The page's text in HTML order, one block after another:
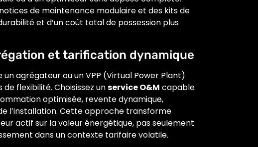
de maintenance modulaire et des kits de
et d’un coût total de possession plus
et tarification dynamique
agrégateur ou un VPP (Virtual Power Plant)
flexibilité. Choisissez unservice O&M capable
optimisée, revente dynamique,
l’installation. Cette approche transforme
actif sur la valeur énergétique, pas seulement
dans un contexte tarifaire volatile.